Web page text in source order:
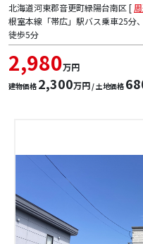
北海道河東郡音更町緑陽台南区 [
根室本線「帯広」駅バス乗車25分
徒歩5分
2,980万円
建物価格 2,300万円 / 土地価格